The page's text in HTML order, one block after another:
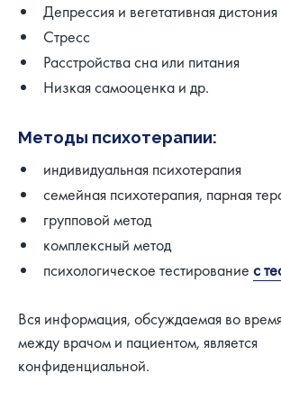
Депрессия и вегетативная дистония
Стресс
Расстройства сна или питания
Низкая самооценка и др.
Методы психотерапии:
индивидуальная психотерапия
семейная психотерапия, парная
групповой метод
комплексный метод
психологическое тестирование c
Вся информация, обсуждаемая во
между врачом и пациентом, является
конфиденциальной.